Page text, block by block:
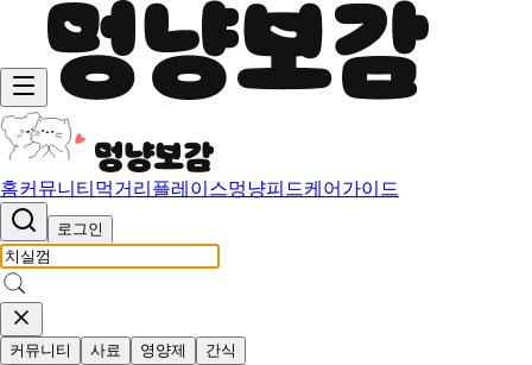
홈커뮤니티 먹거리 플레이스멍냥피드케어가이드
로그인
커뮤니티 사료 영양제 간식